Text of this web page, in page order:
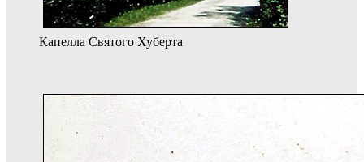
Капелла Святого Хуберта